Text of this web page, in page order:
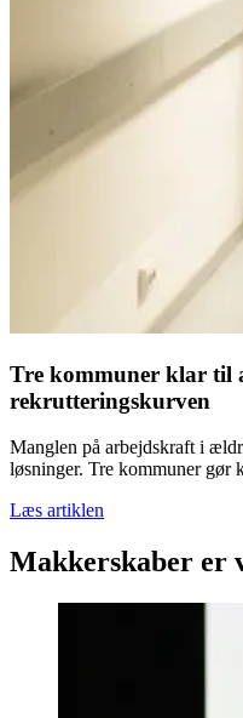
Tre kommuner klar til
rekrutteringskurven
Manglen på arbejdskraft i
løsninger. Tre kommuner gør
Læs artiklen
Makkerskaber er